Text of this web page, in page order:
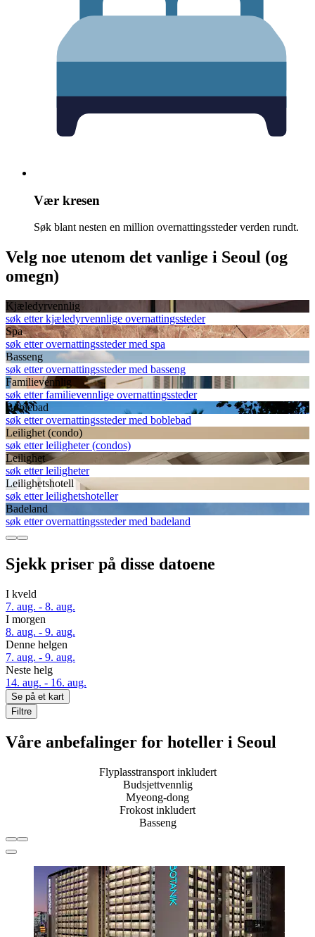
Vær kresen
Søk blant nesten en million overnattingssteder verden rundt.
Velg noe utenom det vanlige i Seoul (og
omegn)
Kjæledyrvennlig
søk etter kjæledyrvennlige overnattingssteder
Spa
søk etter overnattingssteder med spa
Basseng
søk etter overnattingssteder med basseng
Familievennlig
søk etter familievennlige overnattingssteder
Boblebad
søk etter overnattingssteder med boblebad
Leilighet (condo)
søk etter leiligheter (condos)
Leilighet
søk etter leiligheter
Leilighetshotell
søk etter leilighetshoteller
Badeland
søk etter overnattingssteder med badeland
Sjekk priser på disse datoene
I kveld
7. aug. - 8. aug.
I morgen
8. aug. - 9. aug.
Denne helgen
7. aug. - 9. aug.
Neste helg
14. aug. - 16. aug.
Se på et kart
Filtre
Våre anbefalinger for hoteller i Seoul
Flyplasstransport inkludert
Budsjettvennlig
Myeong-dong
Frokost inkludert
Basseng